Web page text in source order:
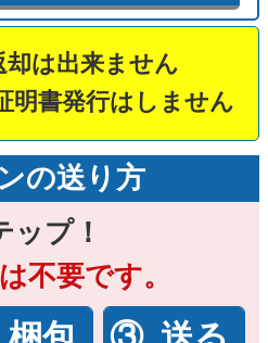
却は出来ません
明書発行はしません
の送り方
ップ！
不要です。